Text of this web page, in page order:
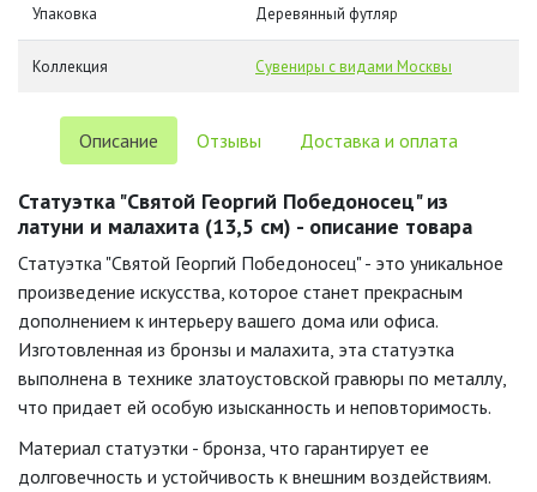
Упаковка Деревянный футляр
Коллекция Сувениры с видами Москвы
Описание Отзывы Доставка и оплата
Статуэтка "Святой Георгий Победоносец" из
латуни и малахита (13,5 см) - описание товара
Статуэтка "Святой Георгий Победоносец" - это уникальное
произведение искусства, которое станет прекрасным
дополнением к интерьеру вашего дома или офиса.
Изготовленная из бронзы и малахита, эта статуэтка
выполнена в технике златоустовской гравюры по металлу,
что придает ей особую изысканность и неповторимость.
Материал статуэтки - бронза, что гарантирует ее
долговечность и устойчивость к внешним воздействиям.